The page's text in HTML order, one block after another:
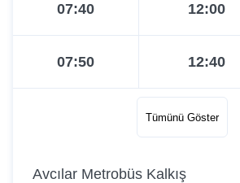
07:40 12:00
07:50 12:40
13:25
08:30
Tümünü Göster
Avcılar Metrobüs Kalkış